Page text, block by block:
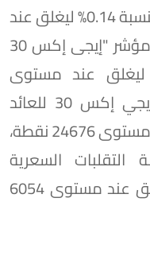
وارتفع مؤشر "إيجي إكس 30" بنسبة 0.14% ليغلق عند
مستوى 52927 نقطة، وصعد مؤشر "إيجى إكس 30
بنسبة 0.02% ليغلق عند مستوى
65384 نقطة، وقفز مؤشر "إيجي إكس 30 للعائد
الكلى" بنسبة 0.15% ليغلق عند مستوى 24676 نقطة،
السعرية
"EGX35-LV" بنسبة 1.03% ليغلق عند مستوى 6054